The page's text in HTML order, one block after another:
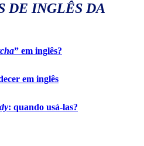
DE INGLÊS DA
” em inglês?
em inglês
: quando usá-las?